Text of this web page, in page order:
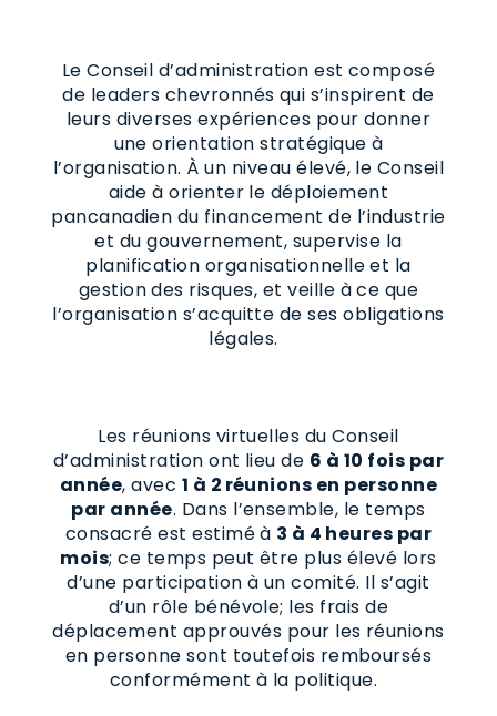
Le Conseil d’administration est composé
de leaders chevronnés qui s’inspirent de
leurs diverses expériences pour donner
une orientation stratégique à
l’organisation. À un niveau élevé, le Conseil
aide à orienter le déploiement
pancanadien du financement de l’industrie
et du gouvernement, supervise la
planification organisationnelle et la
gestion des risques, et veille à ce que
l’organisation s’acquitte de ses obligations
légales.
Les réunions virtuelles du Conseil
d’administration ont lieu de 6 à 10 fois par
année, avec 1 à 2 réunions en personne
par année. Dans l’ensemble, le temps
consacré est estimé à 3 à 4 heures par
mois; ce temps peut être plus élevé lors
d’une participation à un comité. Il s’agit
d’un rôle bénévole; les frais de
déplacement approuvés pour les réunions
en personne sont toutefois remboursés
conformément à la politique.